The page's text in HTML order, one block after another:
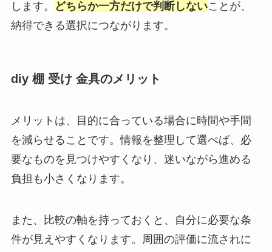
します。 どちらか一方だけで判断しないことが、
納得できる選択につながります。
diy 棚 受け 金具のメリット
メリットは、目的に合っている場合に時間や手間
を減らせることです。情報を整理して選べば、必
要なものを見つけやすくなり、迷いながら進める
負担も小さくなります。
また、比較の軸を持っておくと、自分に必要な条
件が見えやすくなります。周囲の評価に流されに